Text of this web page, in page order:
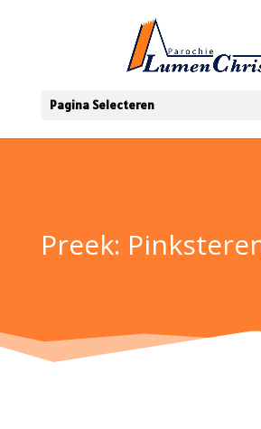
Pagina Selecteren
Preek: